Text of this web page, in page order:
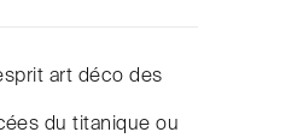
art déco des
du titanique ou